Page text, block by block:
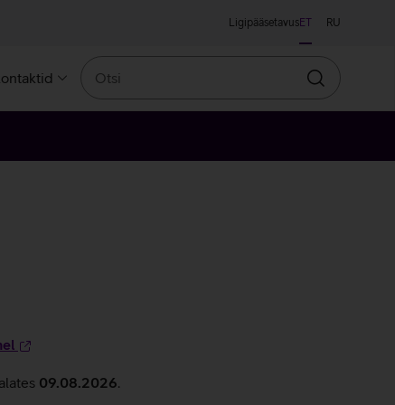
LigipääsetavusET RU
Otsin
09.08.2026